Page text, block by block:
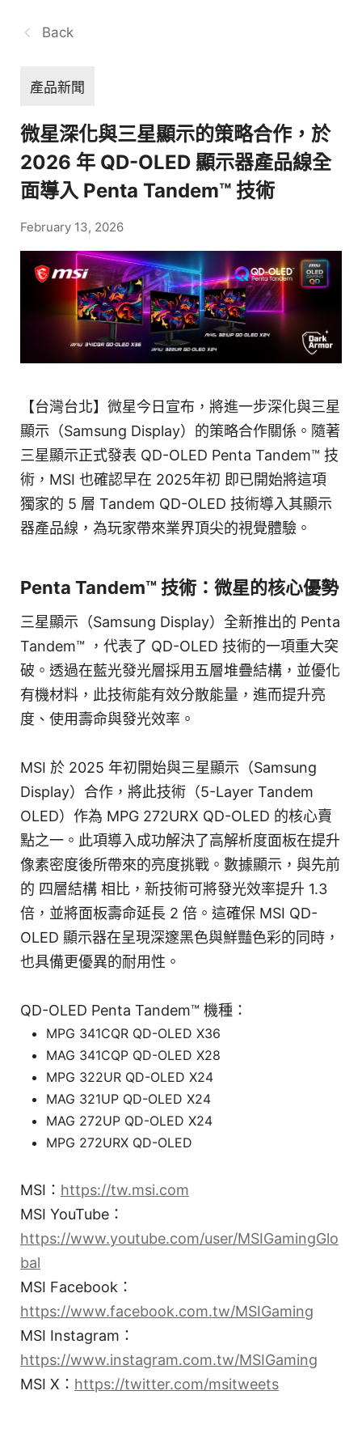
Back
產品新聞
微星深化與三星顯示的策略合作，於
2026 年 QD-OLED 顯示器產品線全
面導入 Penta Tandem™ 技術
February 13, 2026
【台灣台北】微星今日宣布，將進一步深化與三星
顯示（Samsung Display）的策略合作關係。隨著
三星顯示正式發表 QD-OLED Penta Tandem™ 技
術，MSI 也確認早在 2025年初 即已開始將這項
獨家的 5 層 Tandem QD-OLED 技術導入其顯示
器產品線，為玩家帶來業界頂尖的視覺體驗。
Penta Tandem™ 技術：微星的核心優勢
三星顯示（Samsung Display）全新推出的 Penta
Tandem™ ，代表了 QD-OLED 技術的一項重大突
破。透過在藍光發光層採用五層堆疊結構，並優化
有機材料，此技術能有效分散能量，進而提升亮
度、使用壽命與發光效率。
MSI 於 2025 年初開始與三星顯示（Samsung
Display）合作，將此技術（5-Layer Tandem
OLED）作為 MPG 272URX QD-OLED 的核心賣
點之一。此項導入成功解決了高解析度面板在提升
像素密度後所帶來的亮度挑戰。數據顯示，與先前
的 四層結構 相比，新技術可將發光效率提升 1.3
倍，並將面板壽命延長 2 倍。這確保 MSI QD-
OLED 顯示器在呈現深邃黑色與鮮豔色彩的同時，
也具備更優異的耐用性。
QD-OLED Penta Tandem™ 機種：
MPG 341CQR QD-OLED X36
MAG 341CQP QD-OLED X28
MPG 322UR QD-OLED X24
MAG 321UP QD-OLED X24
MAG 272UP QD-OLED X24
MPG 272URX QD-OLED
MSI： https://tw.msi.com
MSI YouTube：
https://www.youtube.com/user/MSIGamingGlo
bal
MSI Facebook：
https://www.facebook.com.tw/MSIGaming
MSI Instagram：
https://www.instagram.com.tw/MSIGaming
MSI X： https://twitter.com/msitweets